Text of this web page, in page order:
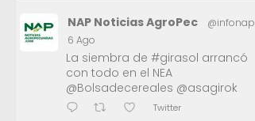
NAP Noticias AgroPec @infonap
6 Ago
La siembra de #girasol arrancó
con todo en el NEA
@Bolsadecereales @asagirok
Twitter